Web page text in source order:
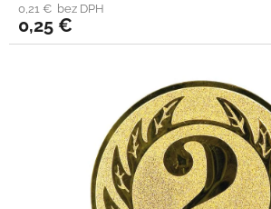
0,21 € bez DPH
0,25 €